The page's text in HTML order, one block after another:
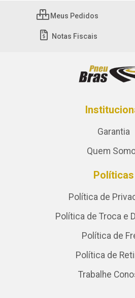
Meus Pedidos
Notas Fiscais
Garantia
Quem
Políticas
Política de
Política de Troca e
Política de
Política de
Trabalhe